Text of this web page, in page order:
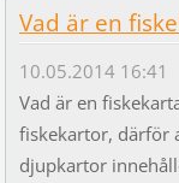
Vad är en
10.05.2014 16:41
Vad är en
fiskekartor, därför
djupkartor